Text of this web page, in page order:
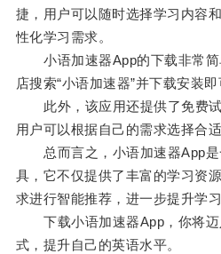
捷，用户可以随时选择学习内容
性化学习需求。
小语加速器App的下载非常简
店搜索“小语加速器”并下载安装即
此外，该应用还提供了免费试
用户可以根据自己的需求选择合适
总而言之，小语加速器App是
具，它不仅提供了丰富的学习资
求进行智能推荐，进一步提升学习
下载小语加速器App，你将迈
式，提升自己的英语水平。